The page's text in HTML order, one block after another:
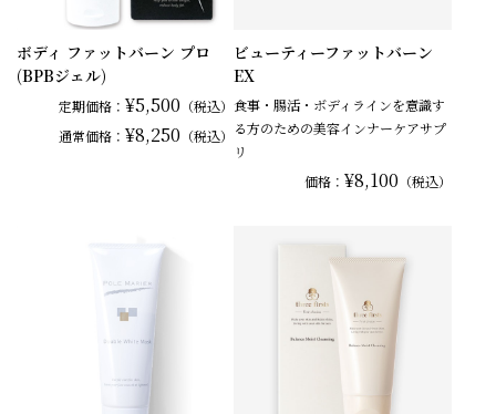
ボディ ファットバーン プロ
(BPBジェル)
定期価格：¥5,500 （税込）
通常価格：¥8,250 （税込）
ビューティーファットバーン
EX
食事・腸活・ボディラインを意識す
る方のための美容インナーケアサプ
リ
価格： ¥8,100 （税込）